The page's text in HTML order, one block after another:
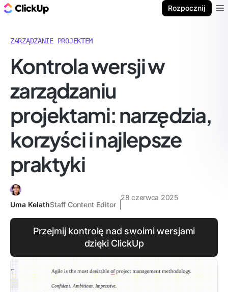
Rozpocznij
ZARZĄDZANIE PROJEKTEM
Kontrola wersji w
zarządzaniu
projektami: narzędzia,
korzyści i najlepsze
praktyki
Uma KelathStaff Content Editor
28 czerwca 2025
Przejmij kontrolę nad swoimi wersjami
dzięki ClickUp